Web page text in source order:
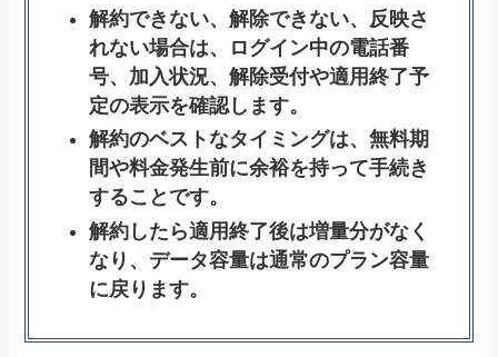
解約できない、解除できない、反映さ
れない場合は、ログイン中の電話番
号、加入状況、解除受付や適用終了予
定の表示を確認します。
解約のベストなタイミングは、無料期
間や料金発生前に余裕を持って手続き
することです。
解約したら適用終了後は増量分がなく
なり、データ容量は通常のプラン容量
に戻ります。